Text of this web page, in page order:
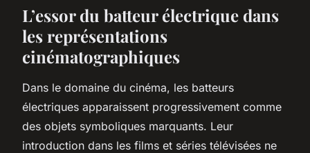
L’essor du batteur électrique dans
les représentations
cinématographiques
Dans le domaine du cinéma, les batteurs
électriques apparaissent progressivement comme
des objets symboliques marquants. Leur
introduction dans les films et séries télévisées ne